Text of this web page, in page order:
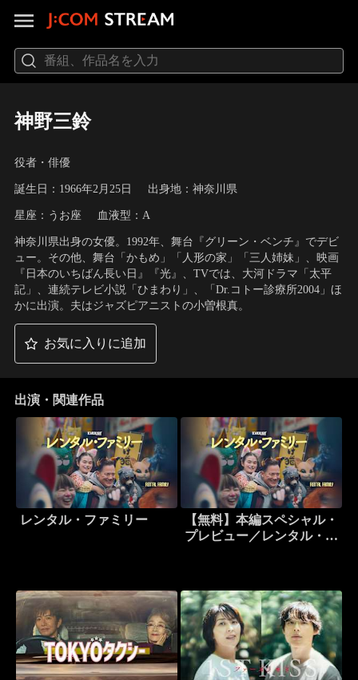
神野三鈴
役者・俳優
誕生日：1966年2月25日 出身地：神奈川県
星座：うお座 血液型：A
神奈川県出身の女優。1992年、舞台『グリーン・ベンチ』でデビ
ュー。その他、舞台「かもめ」「人形の家」「三人姉妹」、映画
『日本のいちばん長い日』『光』、TVでは、大河ドラマ「太平
記」、連続テレビ小説「ひまわり」、「Dr.コトー診療所2004」ほ
かに出演。夫はジャズピアニストの小曽根真。
お気に入りに追加
出演・関連作品
レンタル・ファミリー
【無料】本編スペシャル・
プレビュー／レンタル・フ